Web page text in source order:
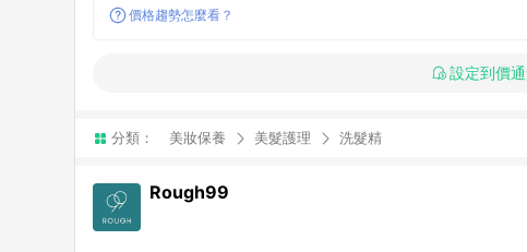
價格趨勢怎麼看？
設定到價
分類： 美妝保養 美髮護理 洗髮精
Rough99